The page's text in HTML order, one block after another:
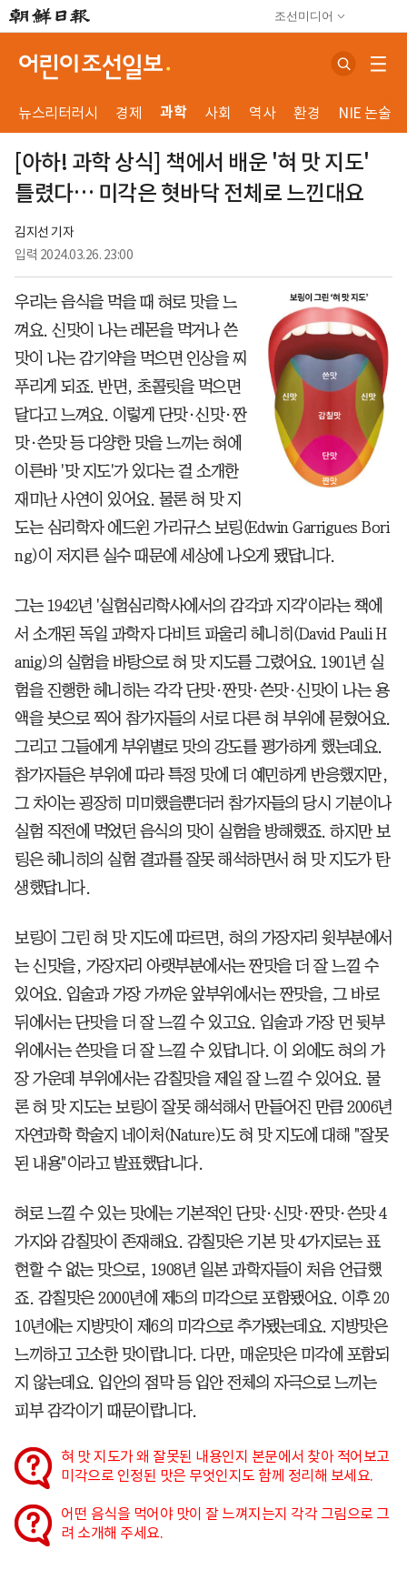
조선미디어
뉴스리터러시 경제 과학 사회 역사 환경 NIE 논술
[아하! 과학 상식] 책에서 배운 '혀 맛 지도'
틀렸다… 미각은 혓바닥 전체로 느낀대요
김지선 기자
입력 2024.03.26. 23:00
우리는 음식을 먹을 때 혀로 맛을 느
껴요. 신맛이 나는 레몬을 먹거나 쓴
맛이 나는 감기약을 먹으면 인상을 찌
푸리게 되죠. 반면, 초콜릿을 먹으면
달다고 느껴요. 이렇게 단맛·신맛·짠
맛·쓴맛 등 다양한 맛을 느끼는 혀에
이른바 '맛 지도'가 있다는 걸 소개한
재미난 사연이 있어요. 물론 혀 맛 지
도는 심리학자 에드윈 가리규스 보링(Edwin Garrigues Bori
ng)이 저지른 실수 때문에 세상에 나오게 됐답니다.
그는 1942년 '실험심리학사에서의 감각과 지각'이라는 책에
서 소개된 독일 과학자 다비트 파울리 헤니히(David Pauli H
anig)의 실험을 바탕으로 혀 맛 지도를 그렸어요. 1901년 실
험을 진행한 헤니히는 각각 단맛·짠맛·쓴맛·신맛이 나는 용
액을 붓으로 찍어 참가자들의 서로 다른 혀 부위에 묻혔어요.
그리고 그들에게 부위별로 맛의 강도를 평가하게 했는데요.
참가자들은 부위에 따라 특정 맛에 더 예민하게 반응했지만,
그 차이는 굉장히 미미했을뿐더러 참가자들의 당시 기분이나
실험 직전에 먹었던 음식의 맛이 실험을 방해했죠. 하지만 보
링은 헤니히의 실험 결과를 잘못 해석하면서 혀 맛 지도가 탄
생했답니다.
보링이 그린 혀 맛 지도에 따르면, 혀의 가장자리 윗부분에서
는 신맛을, 가장자리 아랫부분에서는 짠맛을 더 잘 느낄 수
있어요. 입술과 가장 가까운 앞부위에서는 짠맛을, 그 바로
뒤에서는 단맛을 더 잘 느낄 수 있고요. 입술과 가장 먼 뒷부
위에서는 쓴맛을 더 잘 느낄 수 있답니다. 이 외에도 혀의 가
장 가운데 부위에서는 감칠맛을 제일 잘 느낄 수 있어요. 물
론 혀 맛 지도는 보링이 잘못 해석해서 만들어진 만큼 2006년
자연과학 학술지 네이처(Nature)도 혀 맛 지도에 대해 "잘못
된 내용"이라고 발표했답니다.
혀로 느낄 수 있는 맛에는 기본적인 단맛·신맛·짠맛·쓴맛 4
가지와 감칠맛이 존재해요. 감칠맛은 기본 맛 4가지로는 표
현할 수 없는 맛으로, 1908년 일본 과학자들이 처음 언급했
죠. 감칠맛은 2000년에 제5의 미각으로 포함됐어요. 이후 20
10년에는 지방맛이 제6의 미각으로 추가됐는데요. 지방맛은
느끼하고 고소한 맛이랍니다. 다만, 매운맛은 미각에 포함되
지 않는데요. 입안의 점막 등 입안 전체의 자극으로 느끼는
피부 감각이기 때문이랍니다.
혀 맛 지도가 왜 잘못된 내용인지 본문에서 찾아 적어보고
미각으로 인정된 맛은 무엇인지도 함께 정리해 보세요.
어떤 음식을 먹어야 맛이 잘 느껴지는지 각각 그림으로 그
려 소개해 주세요.